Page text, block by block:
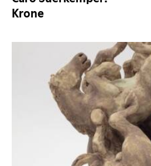
Krone